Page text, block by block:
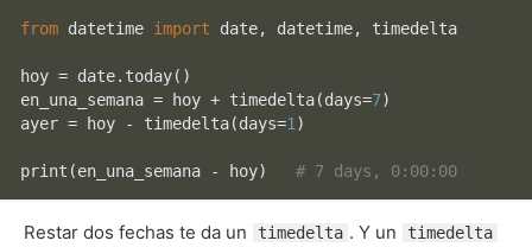
from datetime import date, datetime, timedelta
hoy = date.today()
en_una_semana = hoy + timedelta(days=7)
ayer = hoy - timedelta(days=1 )
print (en_una_semana - hoy) # 7 days, 0:00:00
Restar dos fechas te da un timedelta . Y un timedelta